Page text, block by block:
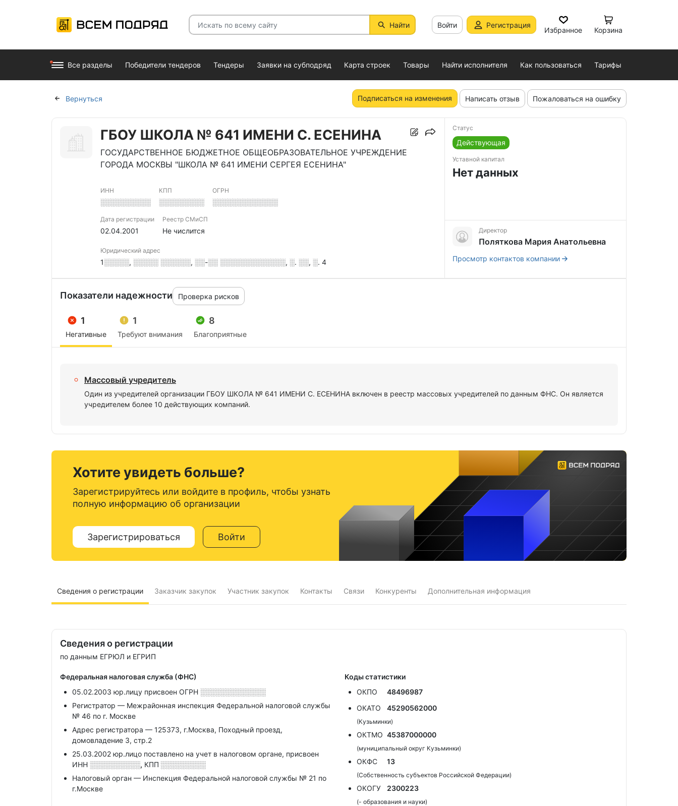
Найти Войти Регистрация
Избранное Корзина
Все разделы Победители тендеров Тендеры Заявки на субподряд Карта строек Товары Найти исполнителя Как пользоваться Тарифы
Вернуться Подписаться на изменения Написать отзыв Пожаловаться на ошибку
ГБОУ ШКОЛА № 641 ИМЕНИ С. ЕСЕНИНА
ГОСУДАРСТВЕННОЕ БЮДЖЕТНОЕ ОБЩЕОБРАЗОВАТЕЛЬНОЕ УЧРЕЖДЕНИЕ
ГОРОДА МОСКВЫ "ШКОЛА № 641 ИМЕНИ СЕРГЕЯ ЕСЕНИНА"
ИНН
░░░░░░░░░░
КПП
░░░░░░░░░
ОГРН
░░░░░░░░░░░░░
Дата регистрации
02.04.2001
Реестр СМиСП
Не числится
Юридический адрес
1░░░░░, ░░░░░ ░░░░░░, ░░-░░ ░░░░░░░░░░░░░, ░. ░░, ░. 4
Статус
Действующая
Уставной капитал
Нет данных
Директор
Поляткова Мария Анатольевна
Просмотр контактов компании
Показатели надежности Проверка рисков
1
Негативные
1
Требуют внимания
8
Благоприятные
Массовый учредитель
Один из учредителей организации ГБОУ ШКОЛА № 641 ИМЕНИ С. ЕСЕНИНА включен в реестр массовых учредителей по данным ФНС. Он является
учредителем более 10 действующих компаний.
Хотите увидеть больше?
Зарегистрируйтесь или войдите в профиль, чтобы узнать
полную информацию об организации
Зарегистрироваться Войти
Сведения о регистрации Заказчик закупок Участник закупок Контакты Связи Конкуренты Дополнительная информация
Сведения о регистрации
по данным ЕГРЮЛ и ЕГРИП
Федеральная налоговая служба (ФНС)
05.02.2003 юр.лицу присвоен ОГРН ░░░░░░░░░░░░░
Регистратор — Межрайонная инспекция Федеральной налоговой службы
№ 46 по г. Москве
Адрес регистратора — 125373, г.Москва, Походный проезд,
домовладение 3, стр.2
25.03.2002 юр.лицо поставлено на учет в налоговом органе, присвоен
ИНН ░░░░░░░░░░, КПП ░░░░░░░░░
Налоговый орган — Инспекция Федеральной налоговой службы № 21 по
г.Москве
Коды статистики
ОКПО
48496987
ОКАТО
45290562000
(Кузьминки)
ОКТМО 45387000000
(муниципальный округ Кузьминки)
ОКФС 13
(Собственность субъектов Российской Федерации)
ОКОГУ 2300223
(- образования и науки)